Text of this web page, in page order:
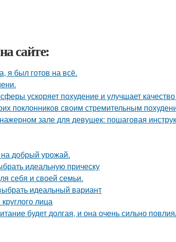
сайте:
я был готов на всё.
ускоряет похудение и улучшает
поклонников своим стремительным
зале для девушек: пошаговая
добрый урожай.
идеальную прическу
себя и своей семьи.
идеальный вариант
лица
будет долгая, и она очень сильно